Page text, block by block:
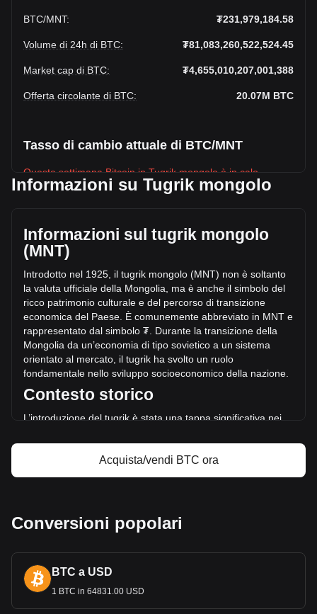
BTC/MNT: ₮231,979,184.58
Volume di 24h di BTC: ₮81,083,260,522,524.45
Market cap di BTC: ₮4,655,010,207,001,388
Offerta circolante di BTC: 20.07M BTC
Tasso di cambio attuale di BTC/MNT
Questa settimana Bitcoin in Tugrik mongolo è in calo.
Il prezzo attuale di Bitcoin è ₮231,979,184.58 per BTC, con
capitalizzazione di mercato totale di
₮4,655,010,207,001,388 MNT. Il volume di trading di Bitcoin
ha subito una variazione di ₮-1,303,105,145,775.49 MNT
nelle ultime 24 ore, pari a -1.58%. Inoltre, nell’ultima
giornata di trading, è stato scambiato un volume pari a
₮82,386,365,668,299.94 di BTC.
Ulteriori informazioni riguardo Bitcoin su
Bitget
Prezzo di Bitcoin
Previsione del prezzo di Bitcoin
Calcolatore di profitto di Bitcoin
Informazioni su Tugrik mongolo
Informazioni sul tugrik mongolo
(MNT)
Introdotto nel 1925, il tugrik mongolo (MNT) non è soltanto
la valuta ufficiale della Mongolia, ma è anche il simbolo del
ricco patrimonio culturale e del percorso di transizione
economica del Paese. È comunemente abbreviato in MNT e
rappresentato dal simbolo ₮. Durante la transizione della
Mongolia da un’economia di tipo sovietico a un sistema
orientato al mercato, il tugrik ha svolto un ruolo
fondamentale nello sviluppo socioeconomico della nazione.
Contesto storico
L’introduzione del tugrik è stata una tappa significativa nei
simboleggiato il distacco dalle valute cinesi e russe che
circolavano in precedenza. La creazione del tugrik si
Elementi grafici e simbolismo
monete raffigurano immagini di leader storici mong
Gengis Khan e Damdin Sükhbaatar, insieme a simboli e
Acquista/vendi BTC ora
Conversioni popolari
BTC a USD
1 BTC in 64831.00 USD